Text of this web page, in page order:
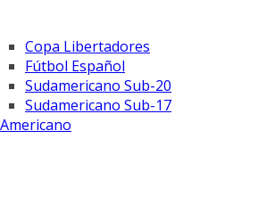
Copa Libertadores
Fútbol Español
Sudamericano Sub-20
Sudamericano Sub-17